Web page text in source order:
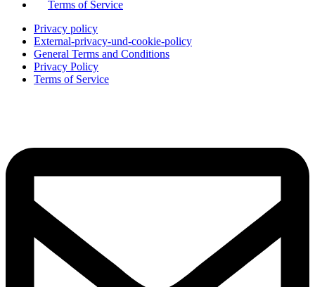
Terms of Service
Privacy policy
External-privacy-und-cookie-policy
General Terms and Conditions
Privacy Policy
Terms of Service